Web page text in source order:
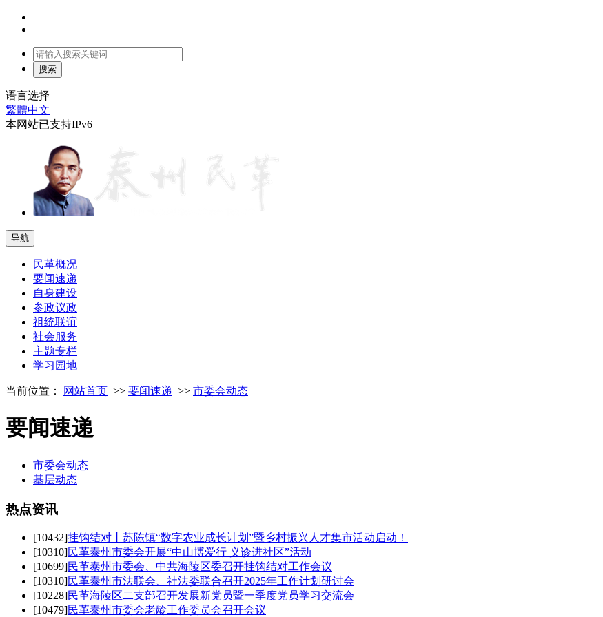
语言选择
繁體中文
本网站已支持IPv6
导航
民革概况
要闻速递
自身建设
参政议政
祖统联谊
社会服务
主题专栏
学习园地
当前位置： 网站首页 >> 要闻速递 >> 市委会动态
要闻速递
市委会动态
基层动态
热点资讯
[10432]挂钩结对丨苏陈镇“数字农业成长计划”暨乡村振兴人才集市活动启动！
[10310]民革泰州市委会开展“中山博爱行 义诊进社区”活动
[10699]民革泰州市委会、中共海陵区委召开挂钩结对工作会议
[10310]民革泰州市法联会、社法委联合召开2025年工作计划研讨会
[10228]民革海陵区二支部召开发展新党员暨一季度党员学习交流会
[10479]民革泰州市委会老龄工作委员会召开会议